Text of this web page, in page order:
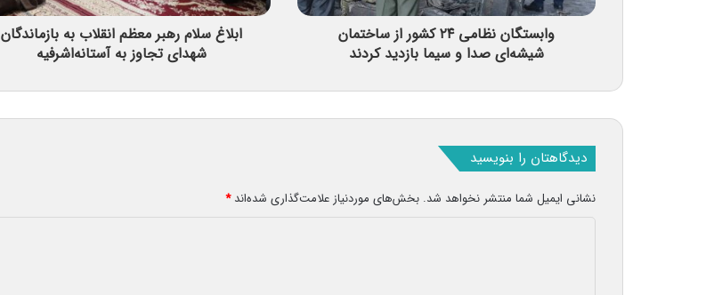
وابستگان نظامی ۲۴ کشور از ساختمان
شیشه‌ای صدا و سیما بازدید کردند
ابلاغ سلام رهبر معظم انقلاب به بازماندگان
شهدای تجاوز به آستانه‌اشرفیه
دیدگاهتان را بنویسید
نشانی ایمیل شما منتشر نخواهد شد. بخش‌های موردنیاز علامت‌گذاری شده‌اند*